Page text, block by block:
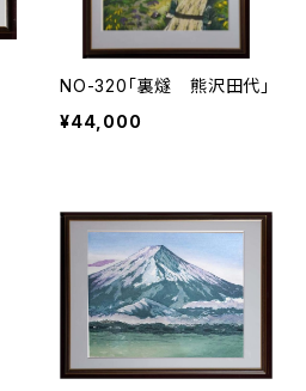
NO-320「裏燧 熊沢田代」
¥44,000